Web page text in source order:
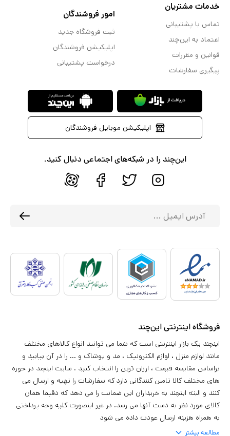
خدمات مشتریان
تماس با پشتیبانی
اعتماد به این‌چند
قوانین و مقررات
پیگیری سفارشات
امور فروشندگان
ثبت فروشگاه جدید
اپلیکیشن فروشندگان
درخواست پشتیبانی
اپلیکیشن موبایل فروشندگان
این‌چند را در شبکه‌های اجتماعی دنبال کنید.
فروشگاه اینترنتی این‌چند
اینچند یک بازار اینترنتی است که شما می توانید انواع کالاهای مختلف
مانند لوازم منزل ، لوازم الکترونیک ، مد و پوشاک و ... را در آن بیابید و
براساس مقایسه قیمت ، ارزان ترین را انتخاب کنید . سایت اینچند در حوزه
های مختلف کالا تامین کنندگانی دارد که سفارشات را تهیه و ارسال می
کنند و البته اینچند به خریداران این ضمانت را می دهد که دقیقا همان
کالای مورد نظر به دست آنها می رسد. در غیر اینصورت کلیه وجه پرداختی
به همراه هزینه ارسال عودت داده می شود
مطالعه بیشتر